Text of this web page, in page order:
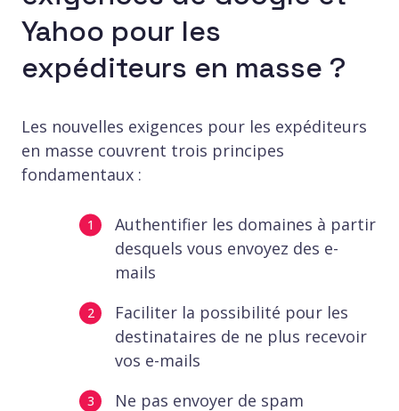
Yahoo pour les
expéditeurs en masse ?
Les nouvelles exigences pour les expéditeurs
en masse couvrent trois principes
fondamentaux :
Authentifier les domaines à partir
desquels vous envoyez des e-
mails
Faciliter la possibilité pour les
destinataires de ne plus recevoir
vos e-mails
Ne pas envoyer de spam